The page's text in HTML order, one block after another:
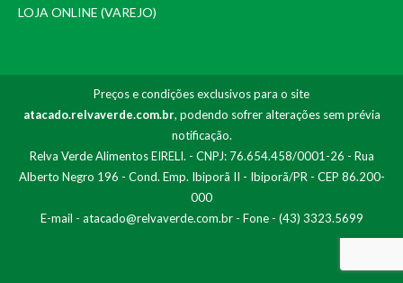
LOJA ONLINE (VAREJO)
Preços e condições exclusivos para o site
atacado.relvaverde.com.br, podendo sofrer alterações sem prévia
notificação.
Relva Verde Alimentos EIRELI. - CNPJ: 76.654.458/0001-26 - Rua
Alberto Negro 196 - Cond. Emp. Ibiporã II - Ibiporã/PR - CEP 86.200-
000
E-mail - atacado@relvaverde.com.br- Fone - (43) 3323.5699